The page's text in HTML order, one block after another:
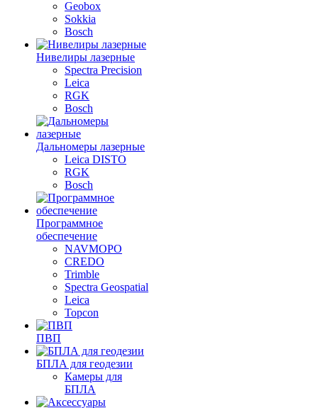
Geobox
Sokkia
Bosch
Нивелиры лазерные
Spectra Precision
Leica
RGK
Bosch
Дальномеры лазерные
Leica DISTO
RGK
Bosch
Программное
обеспечение
NAVMOPO
CREDO
Trimble
Spectra Geospatial
Leica
Topcon
ПВП
БПЛА для геодезии
Камеры для
БПЛА